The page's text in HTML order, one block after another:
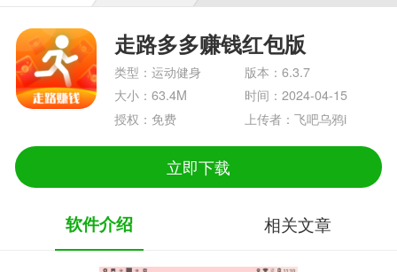
走路多多赚钱红包版
类型：运动健身
版本：6.3.7
大小：63.4M
时间：2024-04-15
授权：免费
上传者：飞吧乌鸦i
立即下载
软件介绍 相关文章